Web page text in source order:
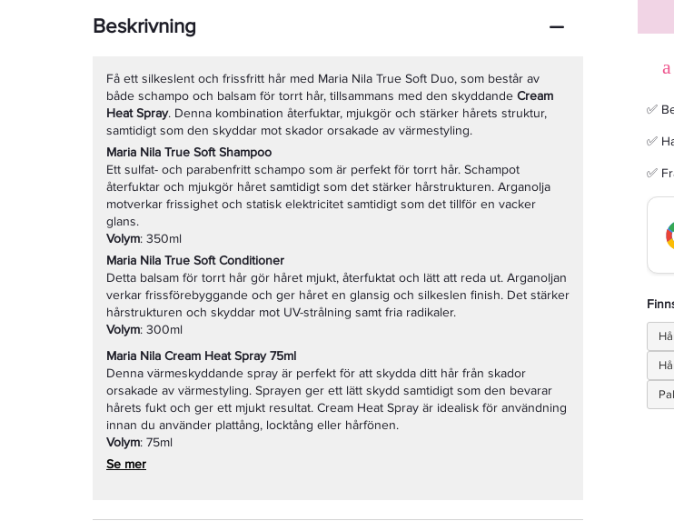
Beskrivning
Få ett silkeslent och frissfritt hår med Maria Nila True Soft Duo, som består av
både schampo och balsam för torrt hår, tillsammans med den skyddande Cream
Heat Spray. Denna kombination återfuktar, mjukgör och stärker hårets struktur,
samtidigt som den skyddar mot skador orsakade av värmestyling.
Maria Nila True Soft Shampoo
Ett sulfat- och parabenfritt schampo som är perfekt för torrt hår. Schampot
återfuktar och mjukgör håret samtidigt som det stärker hårstrukturen. Arganolja
motverkar frissighet och statisk elektricitet samtidigt som det tillför en vacker
glans.
Volym: 350ml
Maria Nila True Soft Conditioner
Detta balsam för torrt hår gör håret mjukt, återfuktat och lätt att reda ut. Arganoljan
verkar frissförebyggande och ger håret en glansig och silkeslen finish. Det stärker
hårstrukturen och skyddar mot UV-strålning samt fria radikaler.
Volym: 300ml
Maria Nila Cream Heat Spray 75ml
Denna värmeskyddande spray är perfekt för att skydda ditt hår från skador
orsakade av värmestyling. Sprayen ger ett lätt skydd samtidigt som den bevarar
hårets fukt och ger ett mjukt resultat. Cream Heat Spray är idealisk för användning
innan du använder plattång, locktång eller hårfönen.
Volym: 75ml
Se mer
✅
✅
✅